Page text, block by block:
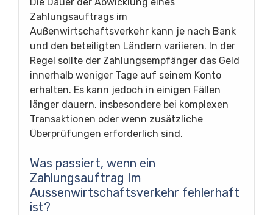
Zahlungsauftrags im
Außenwirtschaftsverkehr kann je nach Bank
und den beteiligten Ländern variieren. In der
Regel sollte der Zahlungsempfänger das Geld
innerhalb weniger Tage auf seinem Konto
erhalten. Es kann jedoch in einigen Fällen
länger dauern, insbesondere bei komplexen
Transaktionen oder wenn zusätzliche
Überprüfungen erforderlich sind.
Was passiert, wenn ein
Zahlungsauftrag Im
Aussenwirtschaftsverkehr fehlerhaft
ist?